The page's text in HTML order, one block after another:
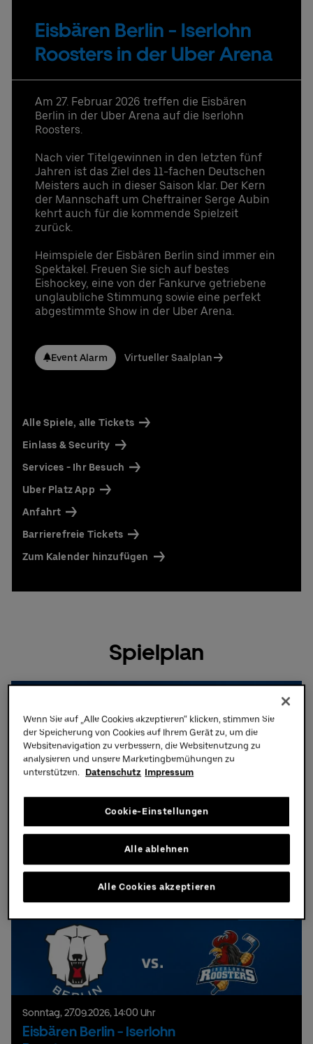
Uber Platz
Partner
Datenschutzbestimmungen
Eisbären Berlin - Iserlohn
Roosters in der Uber Arena
Am 27. Februar 2026 treffen die Eisbären
Berlin in der Uber Arena auf die Iserlohn
Roosters.
Nach vier Titelgewinnen in den letzten fünf
Jahren ist das Ziel des 11-fachen Deutschen
Meisters auch in dieser Saison klar. Der Kern
der Mannschaft um Cheftrainer Serge Aubin
kehrt auch für die kommende Spielzeit
zurück.
Heimspiele der Eisbären Berlin sind immer ein
Spektakel. Freuen Sie sich auf bestes
Eishockey, eine von der Fankurve getriebene
unglaubliche Stimmung sowie eine perfekt
abgestimmte Show in der Uber Arena.
Event Alarm Virtueller Saalplan
Alle Spiele, alle Tickets
Einlass & Security
Services - Ihr Besuch
Uber Platz App
Anfahrt
Barrierefreie Tickets
Zum Kalender hinzufügen
Spielplan
Eishockey
Donnerstag,17.09.2026,19:30 Uhr
Eisbären Berlin - Straubing
Tigers
Infos
Sonntag, 27.09.2026, 14:00 Uhr
Eisbären Berlin - Iserlohn
Wenn Sie auf „Alle Cookies akzeptieren“ klicken, stimmen Sie
der Speicherung von Cookies auf Ihrem Gerät zu, um die
Websitenavigation zu verbessern, die Websitenutzung zu
analysieren und unsere Marketingbemühungen zu
unterstützen.
Datenschutz Impressum
Cookie-Einstellungen
Alle ablehnen
Alle Cookies akzeptieren